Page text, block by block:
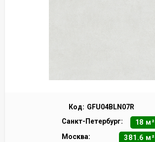
Код: GFU04BLN07R
Санкт-Петербург:
18 м²
Москва:
381.6 м²